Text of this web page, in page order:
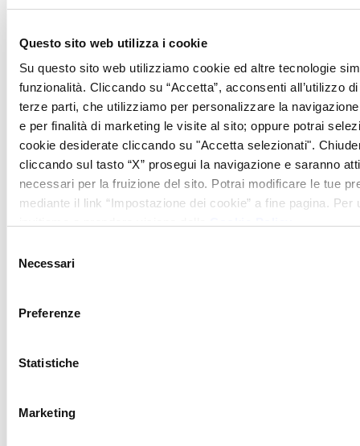
Questo sito web utilizza i cookie
Su questo sito web utilizziamo cookie ed altre tecnologie
funzionalità. Cliccando su “Accetta”, acconsenti all’utilizzo
terze parti, che utilizziamo per personalizzare la
e per finalità di marketing le visite al sito; oppure potrai
cookie desiderate cliccando su "Accetta selezionati".
cliccando sul tasto “X” prosegui la navigazione e saranno
necessari per la fruizione del sito. Potrai modificare le tue
mediante il link “Impostazione dei cookie” a fine pagina. Per
delNecessari
Preferenze
Statistiche
Marketing
materiale organico.
Sul fondo delle pozze, si trova un ricco
deposito difango termale , perfetto per
maschere lenitive e purificanti per la pelle
di viso e corpo…un vero e
propriotrattamento benesserenaturale e
per di piùgratuito!
l’inevitabile odore di zolfo dato dall’
unpiccolo consiglio
andare verso destra, dove i residenti della
raccogliendo l’acqua dalle cascate, dove